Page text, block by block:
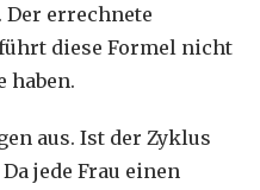
Der errechnete
diese Formel nicht
haben.
aus. Ist der Zyklus
jede Frau einen